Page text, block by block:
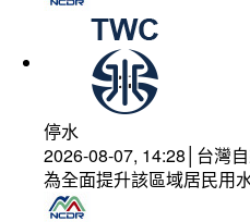
停水
2026-08-07, 14:28│台灣
為全面提升該區域居民用